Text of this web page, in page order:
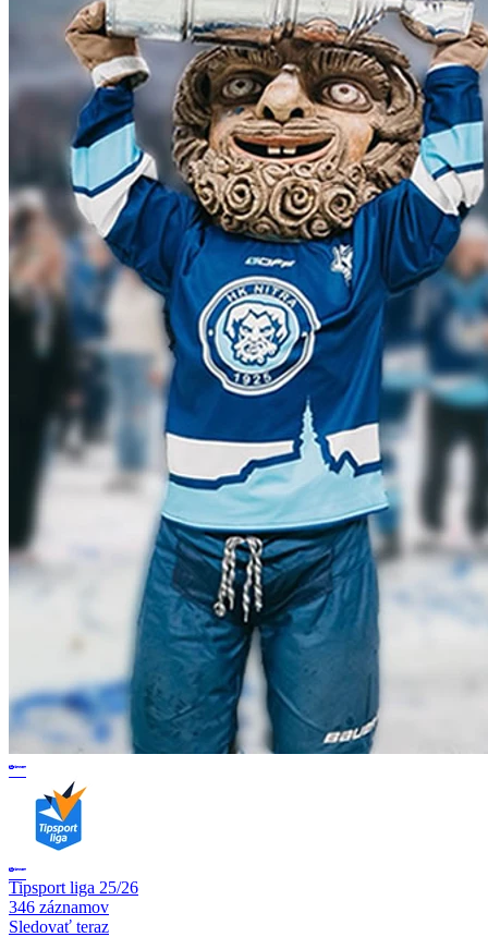
Tipsport liga 25/26
346 záznamov
Sledovať teraz